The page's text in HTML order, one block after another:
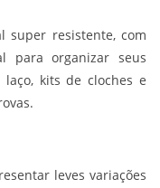
super resistente, com
para organizar seus
kits de cloches e
leves variações